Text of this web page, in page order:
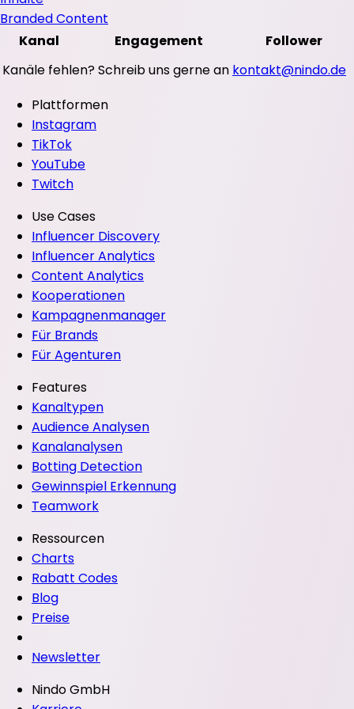
Branded Content
Kanal
Engagement
Follower
Kanäle fehlen? Schreib uns gerne an kontakt@nindo.de
Plattformen
Instagram
TikTok
YouTube
Twitch
Use Cases
Influencer Discovery
Influencer Analytics
Content Analytics
Kooperationen
Kampagnenmanager
Für Brands
Für Agenturen
Features
Kanaltypen
Audience Analysen
Kanalanalysen
Botting Detection
Gewinnspiel Erkennung
Teamwork
Ressourcen
Charts
Rabatt Codes
Blog
Preise
Newsletter
Nindo GmbH